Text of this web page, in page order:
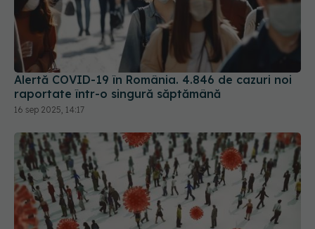
Alertă COVID-19 în România. 4.846 de cazuri noi
raportate într-o singură săptămână
16 sep 2025, 14:17